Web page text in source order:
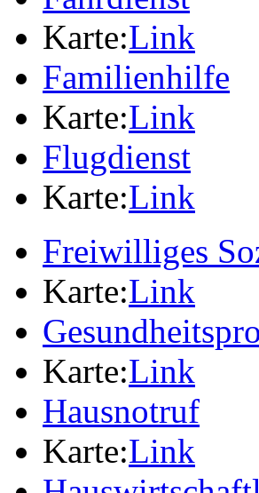
Karte:Link
Familienhilfe
Karte:Link
Flugdienst
Karte:Link
Freiwilliges
Karte:Link
Karte:Link
Hausnotruf
Karte:Link